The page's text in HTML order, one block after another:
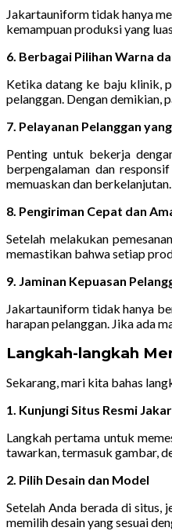
Jakartauniform tidak hanya
kemampuan produksi yang
6. Berbagai Pilihan Warna
Ketika datang ke baju klinik,
pelanggan. Dengan demikian,
7. Pelayanan Pelanggan
Penting untuk bekerja
berpengalaman dan
memuaskan dan berkelanjutan.
8. Pengiriman Cepat dan
Setelah melakukan
memastikan bahwa setiap
9. Jaminan Kepuasan
Jakartauniform tidak hanya
harapan pelanggan. Jika ada
Langkah-langkah
Sekarang, mari kita bahas
1. Kunjungi Situs Resmi
Langkah pertama untuk
tawarkan, termasuk gambar,
2. Pilih Desain dan Model
Setelah Anda berada di situs,
memilih desain yang sesuai